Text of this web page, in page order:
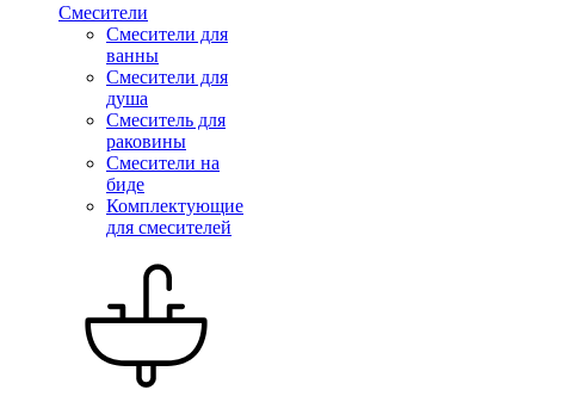
Смесители
Смесители для
ванны
Смесители для
душа
Смеситель для
раковины
Смесители на
биде
Комплектующие
для смесителей